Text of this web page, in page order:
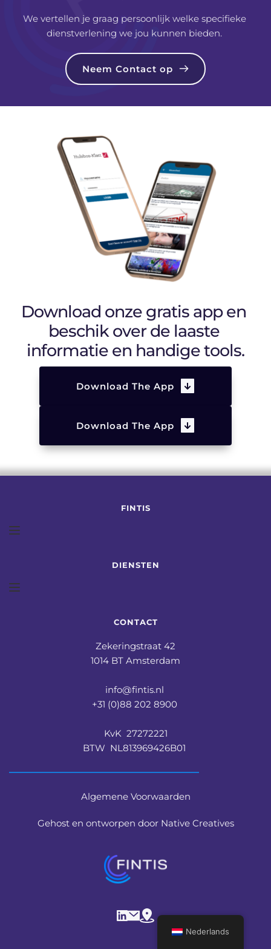
We vertellen je graag persoonlijk welke specifieke
dienstverlening we jou kunnen bieden.
Neem Contact op
Download onze gratis app en
beschik over de laaste
informatie en handige tools.
Download The App
Download The App
FINTIS
DIENSTEN
CONTACT
Zekeringstraat 42
1014 BT Amsterdam
info@fintis.nl
+31 (0)88 202 8900
KvK  27272221
BTW  NL813969426B01
Algemene Voorwaarden
Gehost en ontworpen door Native Creatives
Nederlands